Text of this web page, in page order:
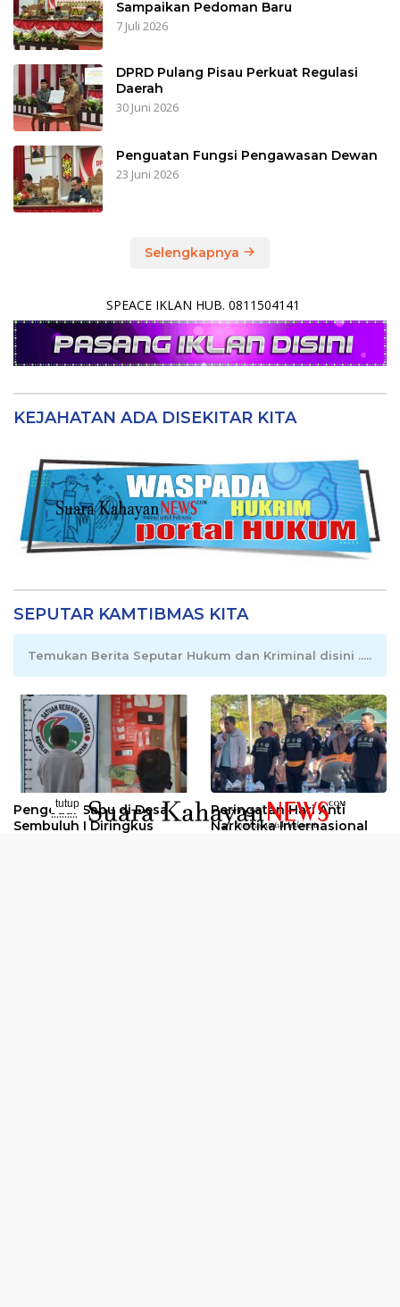
Sampaikan Pedoman Baru
7 Juli 2026
DPRD Pulang Pisau Perkuat Regulasi
Daerah
30 Juni 2026
Penguatan Fungsi Pengawasan Dewan
23 Juni 2026
Selengkapnya
SPEACE IKLAN HUB. 0811504141
KEJAHATAN ADA DISEKITAR KITA
SEPUTAR KAMTIBMAS KITA
Temukan Berita Seputar Hukum dan Kriminal disini .....
Pengedar Sabu di Desa
Sembuluh I Diringkus
Peringatan Hari Anti
Narkotika Internasional
tutup
..........